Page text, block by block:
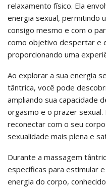
relaxamento físico. Ela
energia sexual, permitindo
consigo mesmo e com o
como objetivo despertar e
proporcionando uma
Ao explorar a sua energia
tântrica, você pode
ampliando sua capacidade
orgasmo e o prazer
reconectar com o seu
sexualidade mais plena e
Durante a massagem
específicas para estimular
energia do corpo,